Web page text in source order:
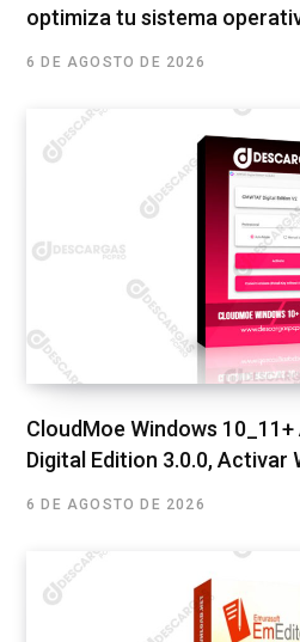
optimiza tu sistema
6 DE AGOSTO DE 2026
CloudMoe Windows
Digital Edition 3.0.0, Activar
6 DE AGOSTO DE 2026